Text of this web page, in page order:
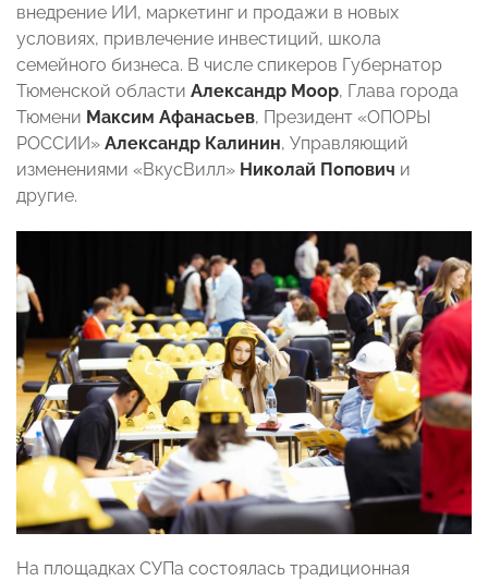
внедрение ИИ, маркетинг и продажи в новых
условиях, привлечение инвестиций, школа
семейного бизнеса. В числе спикеров Губернатор
Тюменской области Александр Моор, Глава города
Тюмени Максим Афанасьев, Президент «ОПОРЫ
РОССИИ» Александр Калинин, Управляющий
изменениями «ВкусВилл» Николай Попович и
другие.
На площадках СУПа состоялась традиционная